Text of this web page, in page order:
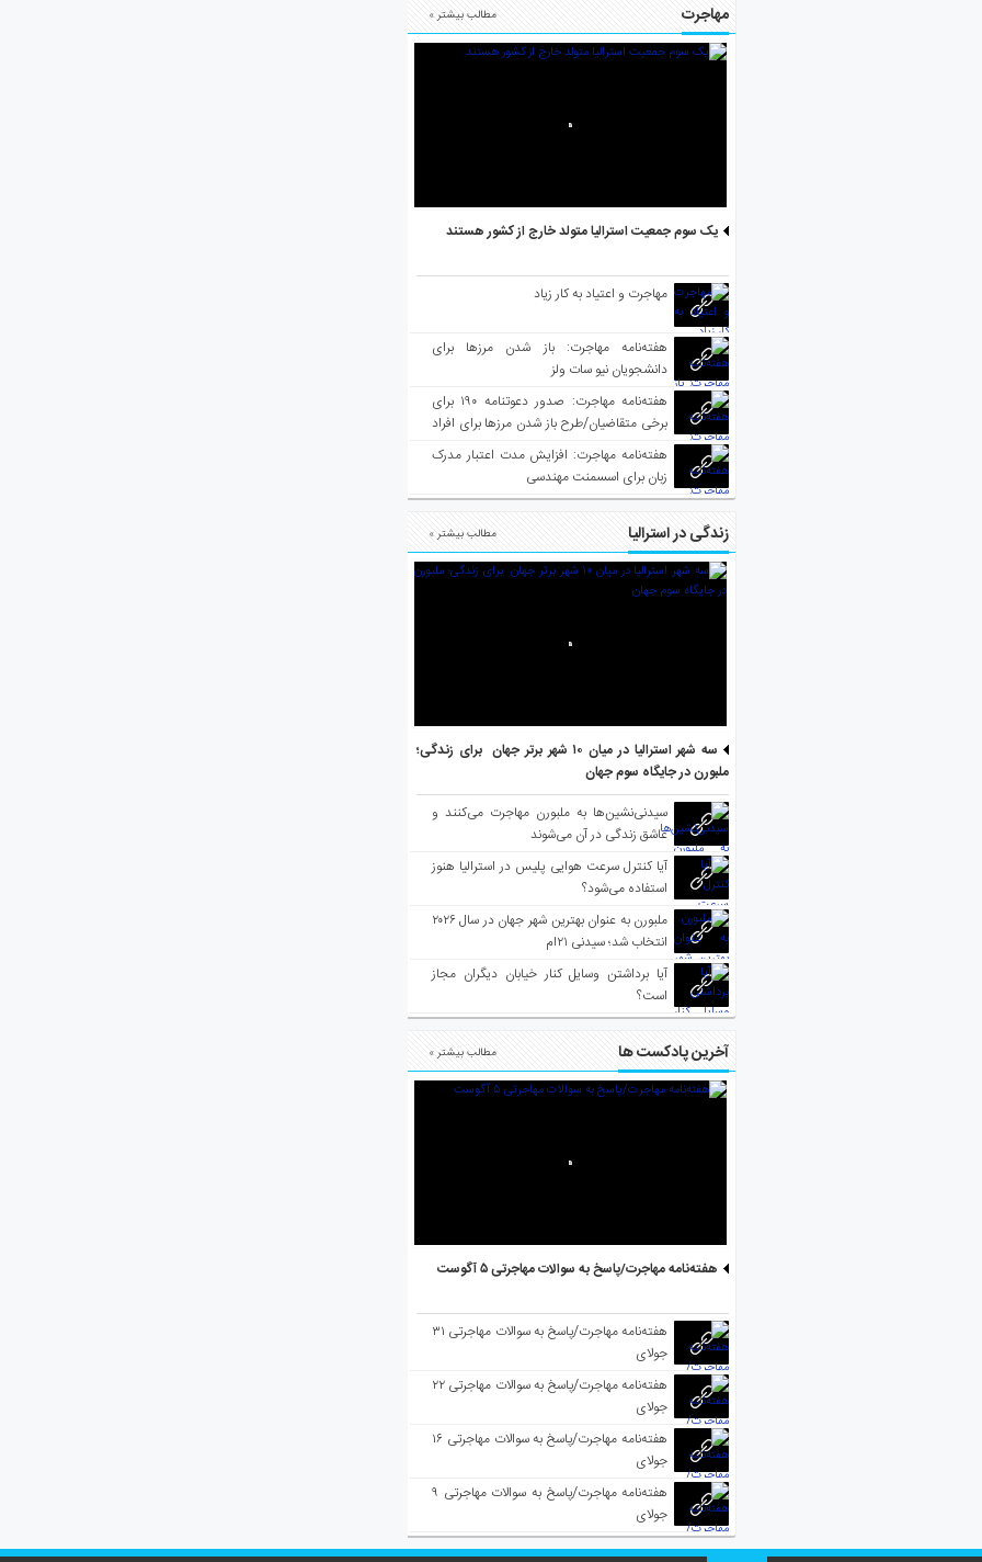
مهاجرت مطالب بیشتر »
یک سوم جمعیت استرالیا متولد خارج از کشور هستند
مهاجرت و اعتیاد به کار زیاد
هفته‌نامه مهاجرت: باز شدن مرزها برای
دانشجویان نیو سات ولز
هفته‌نامه مهاجرت: صدور دعوتنامه ۱۹۰ برای
برخی متقاضیان/طرح باز شدن مرزها برای افراد
واکسینه شده
هفته‌نامه مهاجرت: افزایش مدت اعتبار مدرک
زبان برای اسسمنت مهندسی
زندگی در استرالیا مطالب بیشتر »
سه شهر استرالیا در میان ۱۰ شهر برتر جهان برای زندگی؛
ملبورن در جایگاه سوم جهان
سیدنی‌نشین‌ها به ملبورن مهاجرت می‌کنند و
عاشق زندگی در آن می‌شوند
آیا کنترل سرعت هوایی پلیس در استرالیا هنوز
استفاده می‌شود؟
ملبورن به عنوان بهترین شهر جهان در سال ۲۰۲۶
انتخاب شد؛ سیدنی ۲۱‌ام
آیا برداشتن وسایل کنار خیابان دیگران مجاز
است؟
آخرین پادکست ها مطالب بیشتر »
هفته‌نامه مهاجرت/پاسخ به سوالات مهاجرتی ۵ آگوست
هفته‌نامه مهاجرت/پاسخ به سوالات مهاجرتی ۳۱
جولای
هفته‌نامه مهاجرت/پاسخ به سوالات مهاجرتی ۲۲
جولای
هفته‌نامه مهاجرت/پاسخ به سوالات مهاجرتی ۱۶
جولای
هفته‌نامه مهاجرت/پاسخ به سوالات مهاجرتی ۹
جولای